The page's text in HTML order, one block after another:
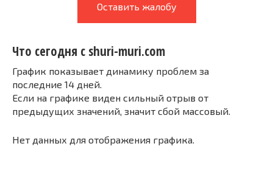
Оставить жалобу
Что сегодня с shuri-muri.com
График показывает динамику проблем за
последние 14 дней.
Если на графике виден сильный отрыв от
предыдущих значений, значит сбой массовый.
Нет данных для отображения графика.